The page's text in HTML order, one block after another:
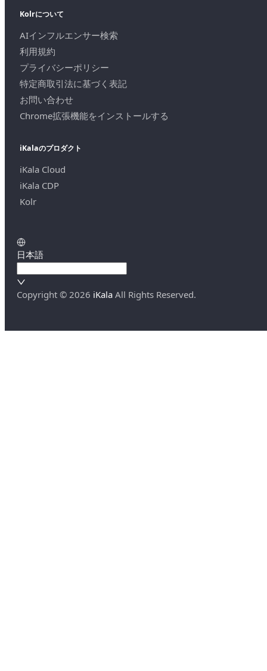
Kolrについて
AIインフルエンサー検索
利用規約
プライバシーポリシー
特定商取引法に基づく表記
お問い合わせ
Chrome拡張機能をインストールする
iKalaのプロダクト
iKala Cloud
iKala CDP
Kolr
日本語
Copyright © 2026 iKala All Rights Reserved.